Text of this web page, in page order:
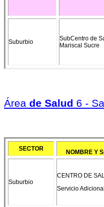
Suburbio
SubCentro de
Mariscal Sucre
Área de Salud 6 -
SECTOR NOMBRE Y
Suburbio
CENTRO DE
Servicio